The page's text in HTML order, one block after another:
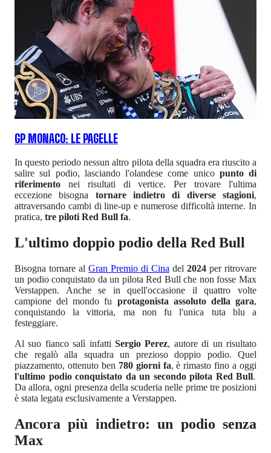
GP MONACO: LE PAGELLE
In questo periodo nessun altro pilota della squadra era riuscito a
salire sul podio, lasciando l'olandese come unico punto di
riferimento nei risultati di vertice. Per trovare l'ultima
eccezione bisogna tornare indietro di diverse stagioni,
attraversando cambi di line-up e numerose difficoltà interne. In
pratica, tre piloti Red Bull fa.
L'ultimo doppio podio della Red Bull
Bisogna tornare al Gran Premio di Cina del 2024 per ritrovare
un podio conquistato da un pilota Red Bull che non fosse Max
Verstappen. Anche se in quell'occasione il quattro volte
campione del mondo fu protagonista assoluto della gara,
conquistando la vittoria, ma non fu l'unica tuta blu a
festeggiare.
Al suo fianco salì infatti Sergio Perez, autore di un risultato
che regalò alla squadra un prezioso doppio podio. Quel
piazzamento, ottenuto ben 780 giorni fa, è rimasto fino a oggi
l'ultimo podio conquistato da un secondo pilota Red Bull.
Da allora, ogni presenza della scuderia nelle prime tre posizioni
è stata legata esclusivamente a Verstappen.
Ancora più indietro: un podio senza
Max